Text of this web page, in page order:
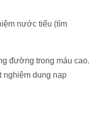
nước tiểu (tìm
đường trong máu cao.
nghiệm dung nạp